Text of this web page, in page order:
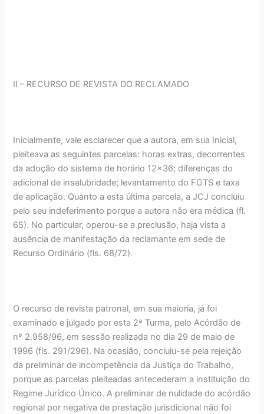
II – RECURSO DE REVISTA DO RECLAMADO
Inicialmente, vale esclarecer que a autora, em sua Inicial,
pleiteava as seguintes parcelas: horas extras, decorrentes
da adoção do sistema de horário 12x36; diferenças do
adicional de insalubridade; levantamento do FGTS e taxa
de aplicação. Quanto a esta última parcela, a JCJ concluiu
pelo seu indeferimento porque a autora não era médica (fl.
65). No particular, operou-se a preclusão, haja vista a
ausência de manifestação da reclamante em sede de
Recurso Ordinário (fls. 68/72).
O recurso de revista patronal, em sua maioria, já foi
examinado e julgado por esta 2ª Turma, pelo Acórdão de
nº 2.958/96, em sessão realizada no dia 29 de maio de
1996 (fls. 291/296). Na ocasião, concluiu-se pela rejeição
da preliminar de incompetência da Justiça do Trabalho,
porque as parcelas pleiteadas antecederam a instituição do
Regime Jurídico Único. A preliminar de nulidade do acórdão
regional por negativa de prestação jurisdicional não foi